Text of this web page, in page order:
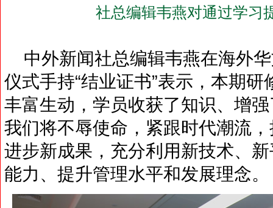
社总编辑韦燕对通过学习
中外新闻社总编辑韦燕在海外
仪式手持“结业证书”表示，本期
丰富生动，学员收获了知识、增
我们将不辱使命，紧跟时代潮流
进步新成果，充分利用新技术、
能力、提升管理水平和发展理念。